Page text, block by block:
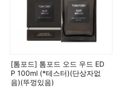
[톰포드] 톰포드 오드 우드 ED
P 100ml (*테스터)(단상자없
음)(뚜껑있음)